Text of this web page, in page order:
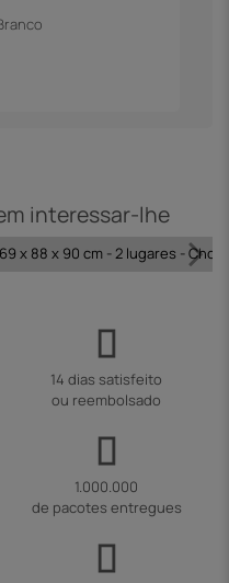
interessar-lhe
x 88 x 90 cm - 2 lugares -
14 dias satisfeito
ou reembolsado
1.000.000
de pacotes entregues